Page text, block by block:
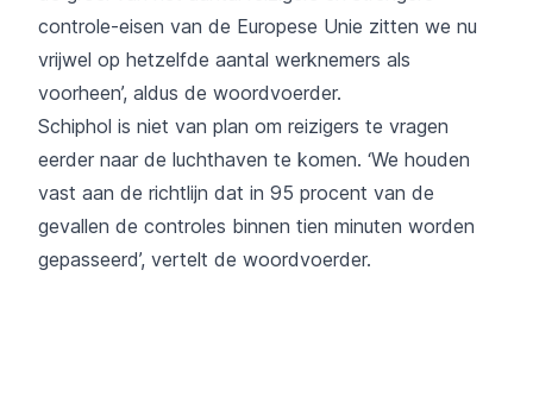
controle-eisen van de Europese Unie zitten we nu
vrijwel op hetzelfde aantal werknemers als
voorheen’, aldus de woordvoerder.
Schiphol is niet van plan om reizigers te vragen
eerder naar de luchthaven te komen. ‘We houden
vast aan de richtlijn dat in 95 procent van de
gevallen de controles binnen tien minuten worden
gepasseerd’, vertelt de woordvoerder.